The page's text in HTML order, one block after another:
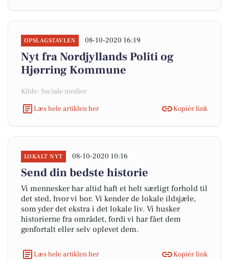
OPSLAGSTAVLEN 08-10-2020 16:19
Nyt fra Nordjyllands Politi og
Hjørring Kommune
Kilde: Sociale medier
Læs hele artiklen her
Kopiér link
LOKALT NYT 08-10-2020 10:16
Send din bedste historie
Vi mennesker har altid haft et helt særligt forhold til
det sted, hvor vi bor. Vi kender de lokale ildsjæle,
som yder det ekstra i det lokale liv. Vi husker
historierne fra området, fordi vi har fået dem
genfortalt eller selv oplevet dem.
Læs hele artiklen her Kopiér link